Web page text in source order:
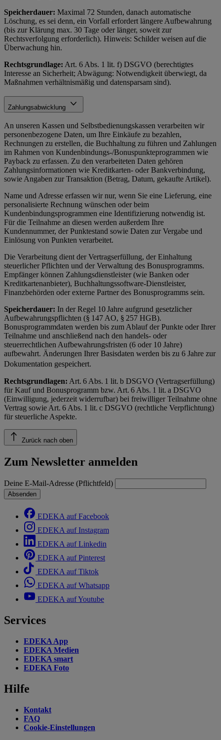
Speicherdauer: Maximal 72 Stunden, danach automatische
Löschung, es sei denn, ein Vorfall erfordert längere Aufbewahrung
(bis zur Klärung max. 30 Tage oder länger, soweit zur
Rechtsverfolgung erforderlich). Hinweis: Schilder weisen auf die
Überwachung hin.
Rechtsgrundlage: Art. 6 Abs. 1 lit. f) DSGVO (berechtigtes
Interesse an Sicherheit; Abwägung: Notwendigkeit überwiegt, da
Maßnahmen verhältnismäßig und datensparsam sind).
Zahlungsabwicklung
An unseren Kassen und Selbstbedienungskassen verarbeiten wir
personenbezogene Daten, um Ihre Einkäufe zu bezahlen,
Rechnungen zu erstellen, die Buchhaltung zu führen und Zahlungen
im Rahmen von Kundenbindungs-/Bonuspunkteprogrammen wie
Payback zu erfassen. Zu den verarbeiteten Daten gehören
Zahlungsinformationen wie Kreditkarten- oder Bankverbindung,
sowie Angaben zur Transaktion (Betrag, Datum, gekaufte Artikel).
Name und Adresse erfassen wir nur, wenn Sie eine Lieferung, eine
personalisierte Rechnung wünschen oder beim
Kundenbindungsprogrammen eine Identifizierung notwendig ist.
Für die Teilnahme an diesen werden außerdem Ihre
Kundennummer, der Punktestand sowie Daten zur Vergabe und
Einlösung von Punkten verarbeitet.
Die Verarbeitung dient der Vertragserfüllung, der Einhaltung
steuerlicher Pflichten und der Verwaltung des Bonusprogramms.
Empfänger können Zahlungsdienstleister (wie Banken oder
Kreditkartenanbieter), Buchhaltungssoftware-Dienstleister,
Finanzbehörden oder externe Partner des Bonusprogramms sein.
Speicherdauer: In der Regel 10 Jahre aufgrund gesetzlicher
Aufbewahrungspflichten (§ 147 AO, § 257 HGB).
Bonusprogrammdaten werden bis zum Ablauf der Punkte oder Ihrer
Teilnahme und anschließend nach den handels- oder
steuerrechtlichen Aufbewahrungsfristen (6 oder 10 Jahre)
aufbewahrt. Änderungen Ihrer Basisdaten werden bis zu 6 Jahre zur
Dokumentation gespeichert.
Rechtsgrundlagen: Art. 6 Abs. 1 lit. b DSGVO (Vertragserfüllung)
für Kauf und Bonusprogramm bzw. Art. 6 Abs. 1 lit. a DSGVO
(Einwilligung, jederzeit widerrufbar) bei freiwilliger Teilnahme ohne
Vertrag sowie Art. 6 Abs. 1 lit. c DSGVO (rechtliche Verpflichtung)
für steuerliche Aspekte.
Zurück nach oben
Zum Newsletter anmelden
Deine E-Mail-Adresse (Pflichtfeld)
Absenden
EDEKA auf Facebook
EDEKA auf Instagram
EDEKA auf Linkedin
EDEKA auf Pinterest
EDEKA auf Tiktok
EDEKA auf Whatsapp
EDEKA auf Youtube
Services
EDEKA App
EDEKA Medien
EDEKA smart
EDEKA Foto
Hilfe
Kontakt
FAQ
Cookie-Einstellungen